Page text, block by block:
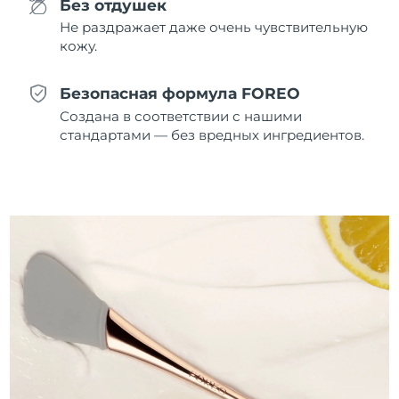
Без отдушек
Не раздражает даже очень чувствительную
кожу.
Безопасная формула FOREO
Создана в соответствии с нашими
стандартами — без вредных ингредиентов.
Таиланд
Ожидаемая дата доставки
Турция
Ожидаемая дата доставки
Штаты
Ожидаемая дата доставки
8/9/26
Узбекистан